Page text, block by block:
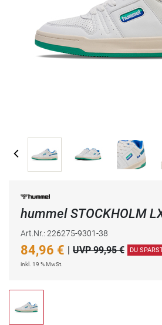
hummel STOCKHOLM
Art.Nr.: 226275-9301-38
84,96 € | UVP 99,95 € DU
inkl. 19 % MwSt.